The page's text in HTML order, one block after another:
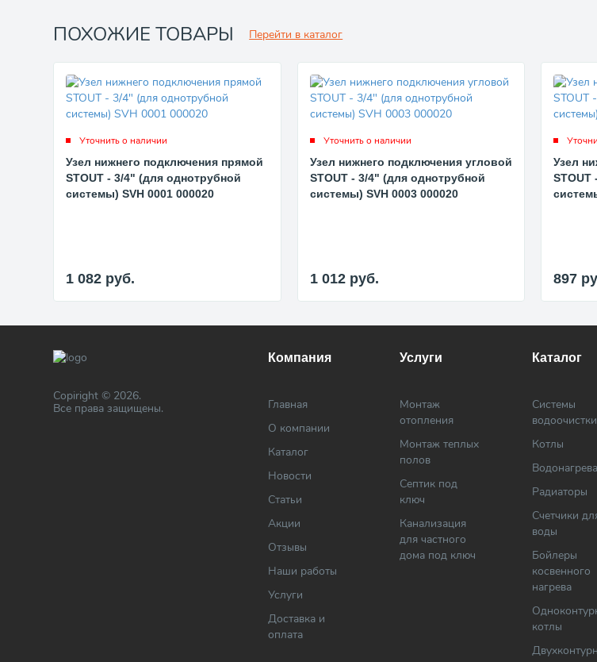
ПОХОЖИЕ ТОВАРЫ Перейти в каталог
Уточнить о наличии
Узел нижнего подключения прямой
STOUT - 3/4" (для однотрубной
системы) SVH 0001 000020
1 082 руб.
Уточнить о наличии
Узел нижнего подключения угловой
STOUT - 3/4" (для однотрубной
системы) SVH 0003 000020
1 012 руб.
Узел
STOUT
897
Copiright © 2026.
Все права защищены.
Компания
Главная
О компании
Каталог
Новости
Статьи
Акции
Отзывы
Наши работы
Услуги
Доставка и
оплата
Услуги
Монтаж
отопления
Монтаж теплых
полов
Септик под
ключ
Канализация
для частного
дома под ключ
Каталог
Системы
водоочистки
Котлы
Радиаторы
Cчетчики
воды
Бойлеры
косвенного
нагрева
котлы